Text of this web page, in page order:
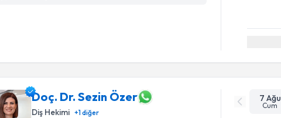
Doç. Dr. Sezin Özer
Diş Hekimi +1diğer
7 Ağu
Cum